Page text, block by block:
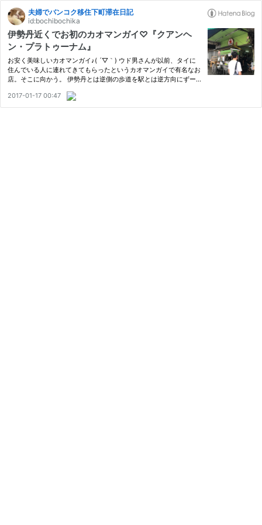
夫婦でバンコク移住下町滞在日記
id:bochibochika
伊勢丹近くでお初のカオマンガイ♡『クアンヘ
ン・プラトゥーナム』
お安く美味しいカオマンガイ♪( ´▽｀) ウド男さんが以前、タイに
住んでいる人に連れてきてもらったというカオマンガイで有名なお
店。そこに向かう。 伊勢丹とは逆側の歩道を駅とは逆方向にずー
先にはずらりと長蛇の列∑(ﾟДﾟ) 並んでられへんし今回は見送り＿|
…
2017-01-17 00:47